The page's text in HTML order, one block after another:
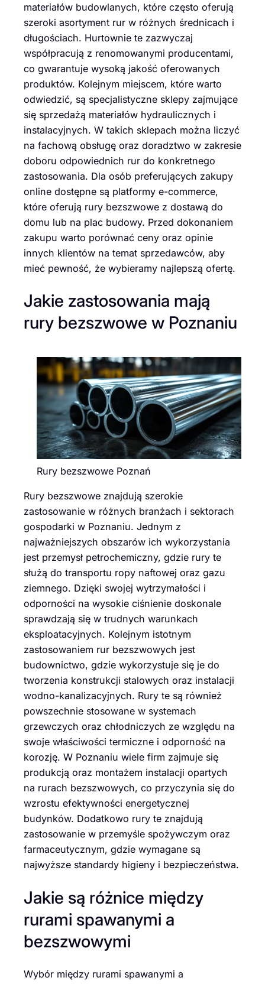
materiałów budowlanych, które często oferują
szeroki asortyment rur w różnych średnicach i
długościach. Hurtownie te zazwyczaj
współpracują z renomowanymi producentami,
co gwarantuje wysoką jakość oferowanych
produktów. Kolejnym miejscem, które warto
odwiedzić, są specjalistyczne sklepy zajmujące
się sprzedażą materiałów hydraulicznych i
instalacyjnych. W takich sklepach można liczyć
na fachową obsługę oraz doradztwo w zakresie
doboru odpowiednich rur do konkretnego
zastosowania. Dla osób preferujących zakupy
online dostępne są platformy e-commerce,
które oferują rury bezszwowe z dostawą do
domu lub na plac budowy. Przed dokonaniem
zakupu warto porównać ceny oraz opinie
innych klientów na temat sprzedawców, aby
mieć pewność, że wybieramy najlepszą ofertę.
Jakie zastosowania mają
rury bezszwowe w Poznaniu
Rury bezszwowe Poznań
Rury bezszwowe znajdują szerokie
zastosowanie w różnych branżach i sektorach
gospodarki w Poznaniu. Jednym z
najważniejszych obszarów ich wykorzystania
jest przemysł petrochemiczny, gdzie rury te
służą do transportu ropy naftowej oraz gazu
ziemnego. Dzięki swojej wytrzymałości i
odporności na wysokie ciśnienie doskonale
sprawdzają się w trudnych warunkach
eksploatacyjnych. Kolejnym istotnym
zastosowaniem rur bezszwowych jest
budownictwo, gdzie wykorzystuje się je do
tworzenia konstrukcji stalowych oraz instalacji
wodno-kanalizacyjnych. Rury te są również
powszechnie stosowane w systemach
grzewczych oraz chłodniczych ze względu na
swoje właściwości termiczne i odporność na
korozję. W Poznaniu wiele firm zajmuje się
produkcją oraz montażem instalacji opartych
na rurach bezszwowych, co przyczynia się do
wzrostu efektywności energetycznej
budynków. Dodatkowo rury te znajdują
zastosowanie w przemyśle spożywczym oraz
farmaceutycznym, gdzie wymagane są
najwyższe standardy higieny i bezpieczeństwa.
Jakie są różnice między
rurami spawanymi a
bezszwowymi
Wybór między rurami spawanymi a